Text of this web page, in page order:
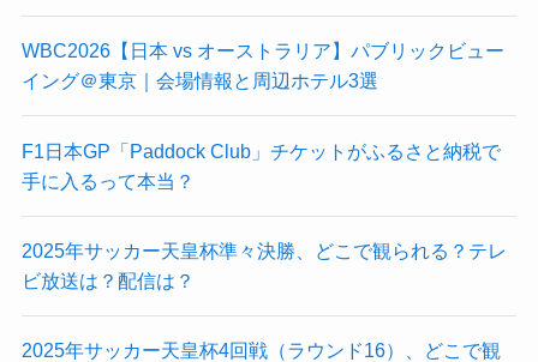
WBC2026【日本 vs オーストラリア】パブリックビュー
イング＠東京｜会場情報と周辺ホテル3選
F1日本GP「Paddock Club」チケットがふるさと納税で
手に入るって本当？
2025年サッカー天皇杯準々決勝、どこで観られる？テレ
ビ放送は？配信は？
2025年サッカー天皇杯4回戦（ラウンド16）、どこで観